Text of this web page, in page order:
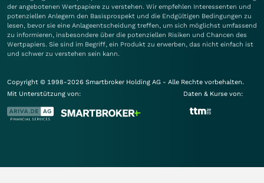
der angebotenen Wertpapiere zu verstehen. Wir empfehlen Interessenten und
potenziellen Anlegern den Basisprospekt und die Endgültigen Bedingungen zu
lesen, bevor sie eine Anlageentscheidung treffen, um sich möglichst umfassend
zu informieren, insbesondere über die potenziellen Risiken und Chancen des
Wertpapiers. Sie sind im Begriff, ein Produkt zu erwerben, das nicht einfach ist
und schwer zu verstehen sein kann.
Copyright © 1998-2026 Smartbroker Holding AG - Alle Rechte vorbehalten.
Mit Unterstützung von:
Daten & Kurse von: